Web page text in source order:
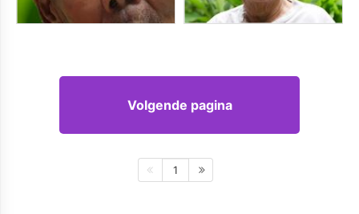
Volgende pagina
1